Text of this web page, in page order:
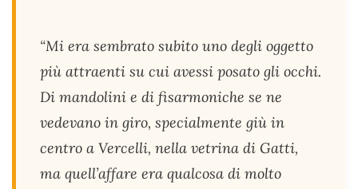
“Mi era sembrato subito uno degli oggetto
più attraenti su cui avessi posato gli occhi.
Di mandolini e di fisarmoniche se ne
vedevano in giro, specialmente giù in
centro a Vercelli, nella vetrina di Gatti,
ma quell’affare era qualcosa di molto